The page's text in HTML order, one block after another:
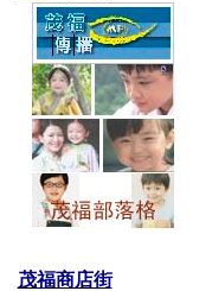
茂福商店街